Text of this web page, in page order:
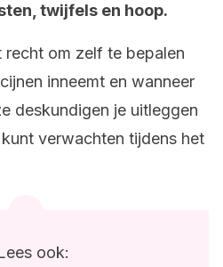
twijfels en hoop.
om zelf te bepalen
inneemt en wanneer
deskundigen je uitleggen
verwachten tijdens het
ook: